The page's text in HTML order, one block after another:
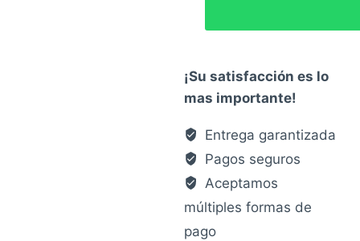
¡Su satisfacción es lo
mas importante!
Entrega garantizada
Pagos seguros
Aceptamos
múltiples formas de
pago